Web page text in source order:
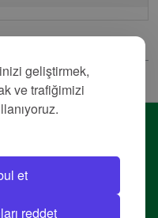
geliştirmek,
ve trafiğimizi
et
reddet